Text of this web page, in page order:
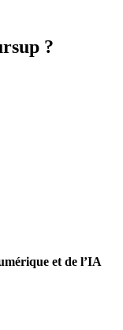
?
et de l’IA